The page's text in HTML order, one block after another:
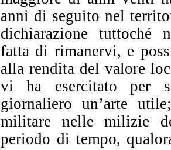
anni di seguito nel
dichiarazione tuttoché
fatta di rimanervi, e
alla rendita del valore
vi ha esercitato per
giornaliero un’arte
militare nelle milizie
periodo di tempo,